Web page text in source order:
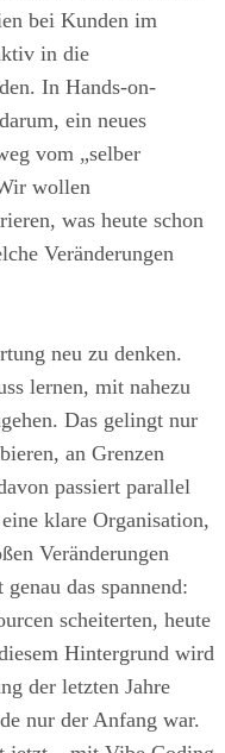
bei Kunden im
in die
In Hands-on-
ein neues
vom „selber
wollen
was heute schon
Veränderungen
neu zu denken.
lernen, mit nahezu
Das gelingt nur
an Grenzen
passiert parallel
klare Organisation,
Veränderungen
das spannend:
scheiterten, heute
Hintergrund wird
der letzten Jahre
nur der Anfang war.